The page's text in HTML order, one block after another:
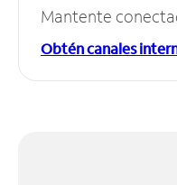
Mantente
Obtén canales